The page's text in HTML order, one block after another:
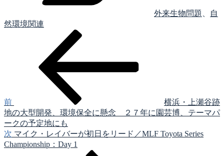
外来生物問題
自
然環境関連
ゲ
ー
シ
ョ
前
横浜・上瀬谷跡
地の大型開発、環境保全に懸念 ２７年に園芸博、テーマパ
ークの予定地にも
次
の
次 マイク・レイバーが初日をリード／MLF Toyota Series
Championship：Day 1